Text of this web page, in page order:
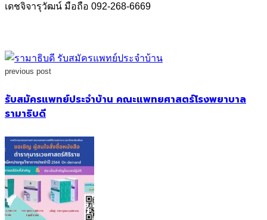
เดชจิจารุวัฒน์ มือถือ 092-268-6669
previous post
รับสมัครแพทย์ประจำบ้าน คณะแพทยศาสตร์โรงพยาบาล
รามาธิบดี